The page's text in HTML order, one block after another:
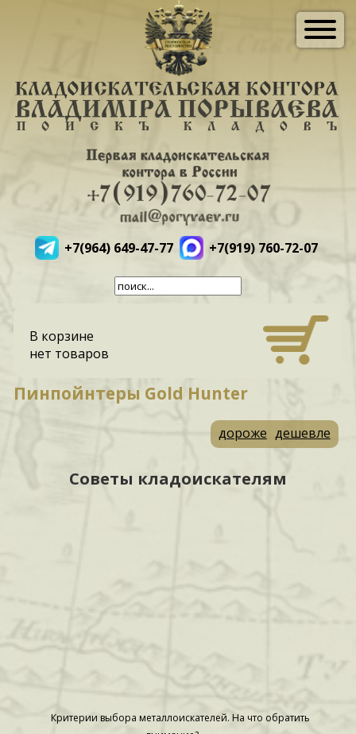
+7(964) 649-47-77 +7(919) 760-72-07
В корзине
нет товаров
Пинпойнтеры Gold Hunter
дороже дешевле
Советы кладоискателям
Критерии выбора металлоискателей. На что обратить